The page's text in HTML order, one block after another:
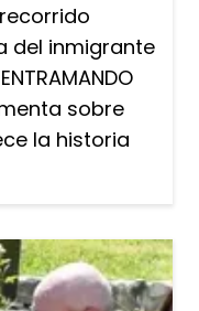
del inmigrante
sobre
la historia